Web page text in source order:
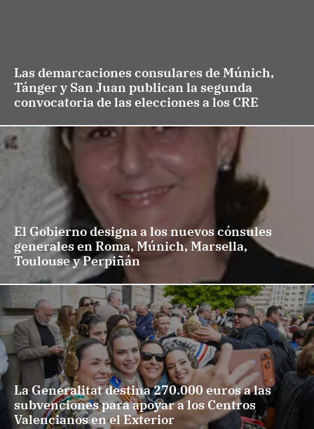
Las demarcaciones consulares de Múnich,
Tánger y San Juan publican la segunda
convocatoria de las elecciones a los CRE
El Gobierno designa a los nuevos cónsules
generales en Roma, Múnich, Marsella,
Toulouse y Perpiñán
La Generalitat destina 270.000 euros a las
subvenciones para apoyar a los Centros
Valencianos en el Exterior